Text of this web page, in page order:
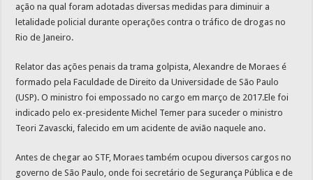
ação na qual foram adotadas diversas medidas para diminuir a
letalidade policial durante operações contra o tráfico de drogas no
Rio de Janeiro.
Relator das ações penais da trama golpista, Alexandre de Moraes é
formado pela Faculdade de Direito da Universidade de São Paulo
(USP). O ministro foi empossado no cargo em março de 2017.Ele foi
indicado pelo ex-presidente Michel Temer para suceder o ministro
Teori Zavascki, falecido em um acidente de avião naquele ano.
Antes de chegar ao STF, Moraes também ocupou diversos cargos no
governo de São Paulo, onde foi secretário de Segurança Pública e de